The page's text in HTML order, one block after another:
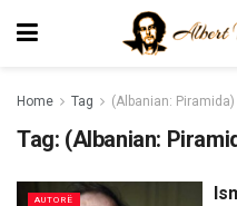
Home Tag (Albanian: Piramida)
Tag: (Albanian:
AUTORË